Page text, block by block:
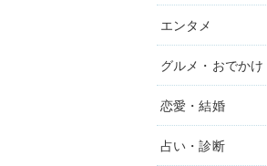
エンタメ
グルメ・おでかけ
恋愛・結婚
占い・診断